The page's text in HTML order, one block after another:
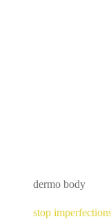
dermo body
stop